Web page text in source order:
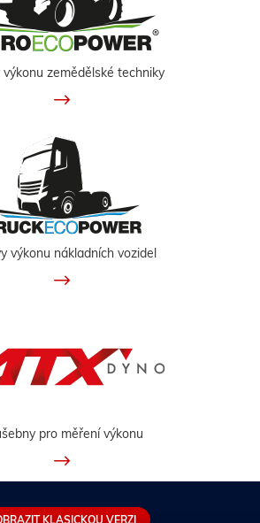
výkonu zemědělské techniky
výkonu nákladních vozidel
pro měření výkonu
KLASICKOU VERZI